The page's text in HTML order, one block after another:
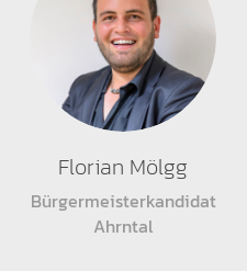
Florian Mölgg
Bürgermeisterkandidat
Ahrntal